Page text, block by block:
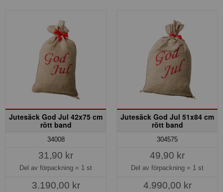
Jutesäck God Jul 42x75 cm
rött band
34008
31,90 kr
Del av förpackning = 1 st
3.190,00 kr
Jutesäck God Jul 51x84 cm
rött band
304575
49,90 kr
Del av förpackning = 1 st
4.990,00 kr